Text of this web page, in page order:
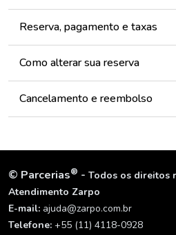
Reserva, pagamento e taxas
Como alterar sua reserva
Cancelamento e reembolso
© Parcerias® - Todos os direitos
Atendimento Zarpo
E-mail: ajuda@zarpo.com.br
Telefone: +55 (11) 4118-0928